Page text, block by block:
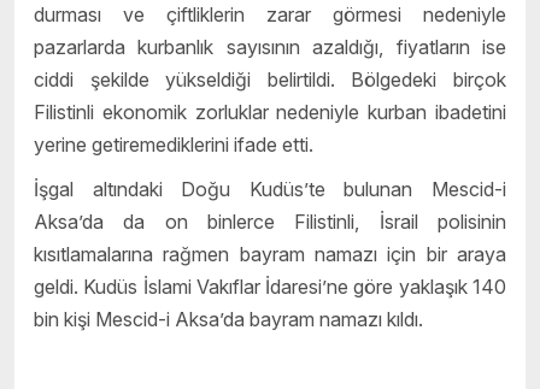
durması ve çiftliklerin zarar görmesi nedeniyle
pazarlarda kurbanlık sayısının azaldığı, fiyatların ise
ciddi şekilde yükseldiği belirtildi. Bölgedeki birçok
Filistinli ekonomik zorluklar nedeniyle kurban ibadetini
yerine getiremediklerini ifade etti.
İşgal altındaki Doğu Kudüs’te bulunan Mescid-i
Aksa’da da on binlerce Filistinli, İsrail polisinin
kısıtlamalarına rağmen bayram namazı için bir araya
geldi. Kudüs İslami Vakıflar İdaresi’ne göre yaklaşık 140
bin kişi Mescid-i Aksa’da bayram namazı kıldı.